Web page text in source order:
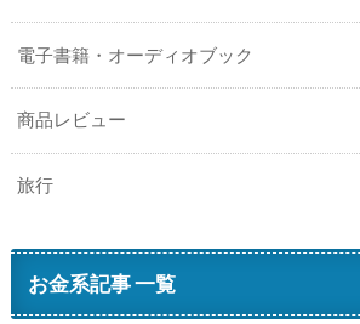
電子書籍・オーディオブック
商品レビュー
旅行
お金系記事 一覧